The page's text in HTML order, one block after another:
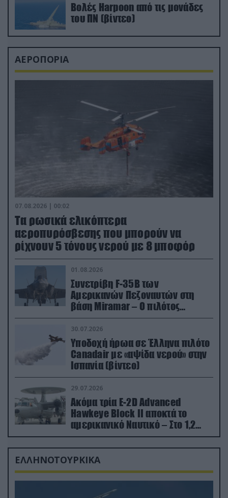
Βολές Harpoon από τις μονάδες
του ΠΝ (βίντεο)
ΑΕΡΟΠΟΡΙΑ
07.08.2026 | 00:02
Τα ρωσικά ελικόπτερα
αεροπυρόσβεσης που μπορούν να
ρίχνουν 5 τόνους νερού με 8 μποφόρ
01.08.2026
Συνετρίβη F-35B των
Αμερικανών Πεζοναυτών στη
βάση Miramar – Ο πιλότος
εκτινάχθηκε εγκαίρως
30.07.2026
Υποδοχή ήρωα σε Έλληνα πιλότο
Canadair με «αψίδα νερού» στην
Ισπανία (βίντεο)
29.07.2026
Ακόμα τρία E-2D Advanced
Hawkeye Block II αποκτά το
αμερικανικό Ναυτικό – Στο 1,2
δισ.δολάρια το κόστος
ΕΛΛΗΝΟΤΟΥΡΚΙΚΑ